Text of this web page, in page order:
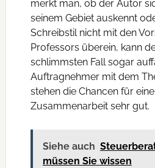
merkt man, ob der Autor
seinem Gebiet auskennt
Schreibstil nicht mit den
Professors überein, kann
schlimmsten Fall sogar
Auftragnehmer mit dem
stehen die Chancen für
Zusammenarbeit sehr gut.
Siehe auch
müssen Sie wissen